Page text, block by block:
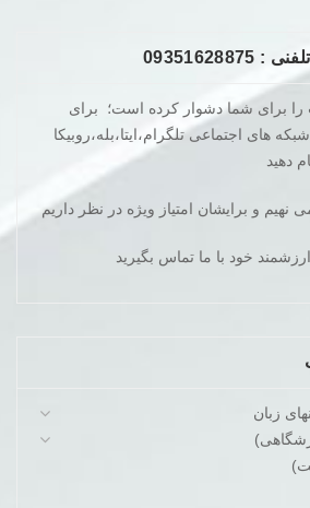
را برای شما دشوار کرده است؛ برای
های اجتماعی تلگرام،ایتا،بله،روبیکا
دهید
نهیم و برایشان امتیاز ویژه در نظر داریم
خود با ما تماس بگیرید
زبان